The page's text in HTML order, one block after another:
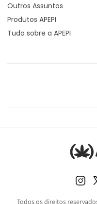
Outros Assuntos
Produtos APEPI
Tudo sobre a APEPI
Todos os direitos